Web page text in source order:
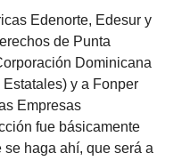
Edenorte, Edesur y
de Punta
Dominicana
y a Fonper
Empresas
fue básicamente
haga ahí, que será a